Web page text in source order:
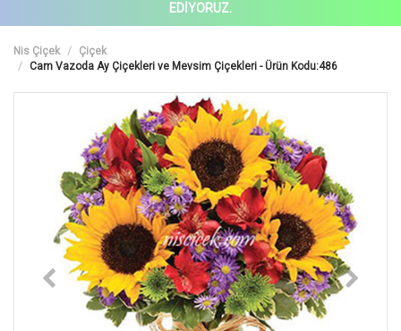
EDİYORUZ.
Nis Çiçek
Çiçek
Cam Vazoda Ay Çiçekleri ve Mevsim Çiçekleri - Ürün Kodu:486